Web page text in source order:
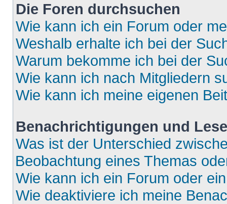
Die Foren durchsuchen
Wie kann ich ein Forum oder
Weshalb erhalte ich bei der
Warum bekomme ich bei der
Wie kann ich nach Mitgliedern
Wie kann ich meine eigenen
Benachrichtigungen und
Was ist der Unterschied
Beobachtung eines Themas
Wie kann ich ein Forum oder
Wie deaktiviere ich meine